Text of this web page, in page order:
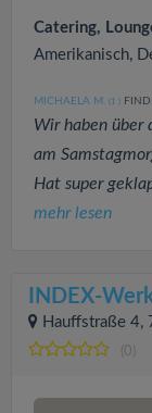
Catering,
Amerikanisch,
MICHAELA M. (1 )
Wir haben über
am
Hat super
mehr lesen
INDEX-
Hauffstraße 4,
(0)